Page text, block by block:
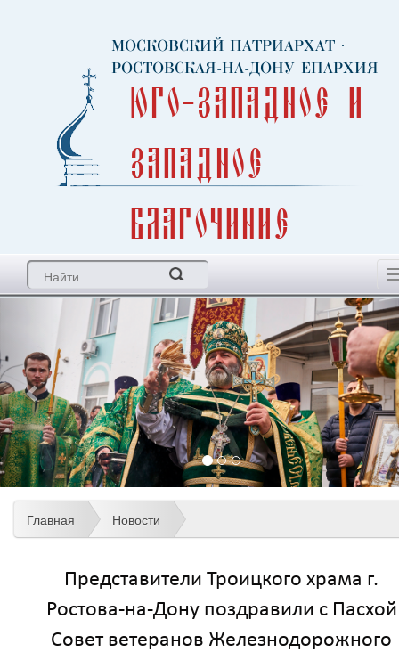
МОСКОВСКИЙ ПАТРИАРХАТ ·
РОСТОВСКАЯ-НА-ДОНУ ЕПАРХИЯ
Юго-Западное и
Западное
благочиние
Главная Новости
Представители Троицкого храма г.
Ростова-на-Дону поздравили с Пасхой
Совет ветеранов Железнодорожного